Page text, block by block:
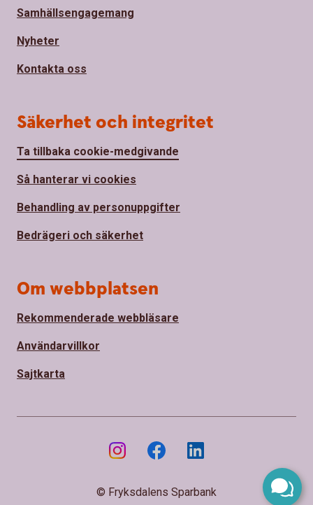
Samhällsengagemang
Nyheter
Kontakta oss
Säkerhet och integritet
Ta tillbaka cookie-medgivande
Så hanterar vi cookies
Behandling av personuppgifter
Bedrägeri och säkerhet
Om webbplatsen
Rekommenderade webbläsare
Användarvillkor
Sajtkarta
© Fryksdalens Sparbank